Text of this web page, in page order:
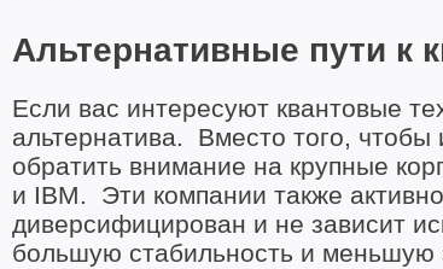
Альтернативные пути к
Если вас интересуют квантовые
альтернатива. Вместо того,
обратить внимание на крупные
и IBM. Эти компании также
диверсифицирован и не зависит
большую стабильность и меньшую